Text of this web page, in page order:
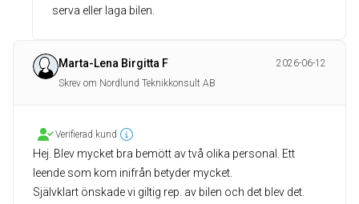
serva eller laga bilen.
Marta-Lena Birgitta F
2026-06-12
Skrev om Nordlund Teknikkonsult AB
Verifierad kund
Hej. Blev mycket bra bemött av två olika personal. Ett
leende som kom inifrån betyder mycket.
Självklart önskade vi giltig rep. av bilen och det blev det.